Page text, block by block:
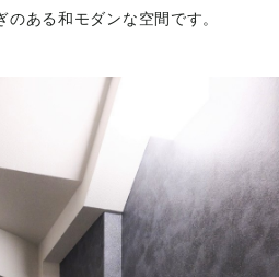
のある和モダンな空間です。